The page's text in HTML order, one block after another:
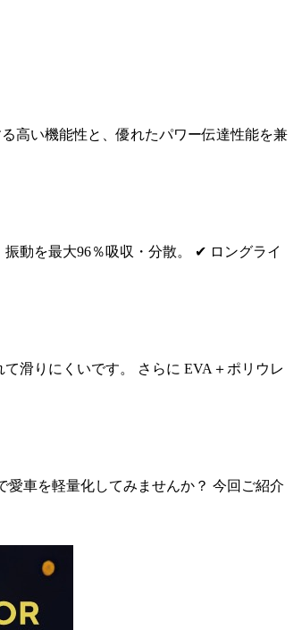
高い機能性と、優れたパワー伝達性能を兼
振動を最大96％吸収・分散。 ✔ ロングライ
滑りにくいです。 さらに EVA＋ポリウレ
車を軽量化してみませんか？ 今回ご紹介